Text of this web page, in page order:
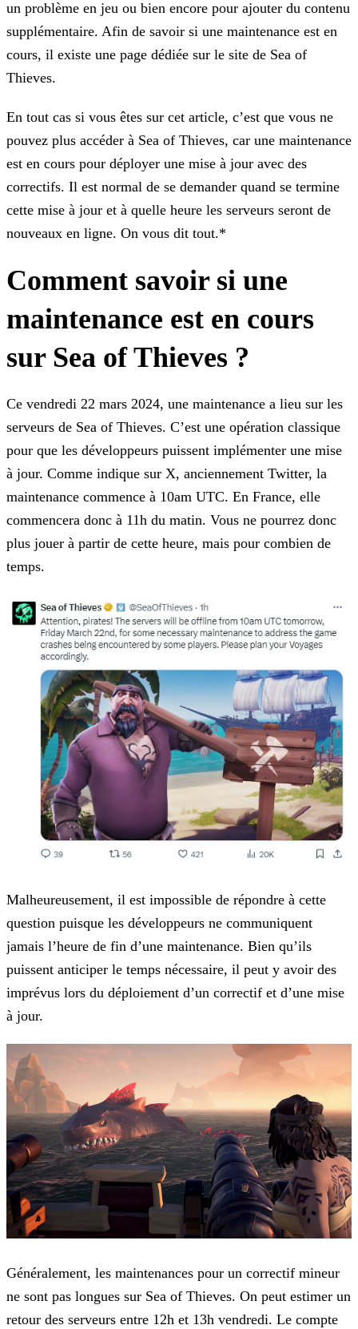
un problème en jeu ou bien encore pour ajouter du contenu
supplémentaire. Afin de savoir si une maintenance est en
cours, il existe une page dédiée sur le site de Sea of
Thieves.
En tout cas si vous êtes sur cet article, c’est que vous ne
pouvez plus accéder à Sea of Thieves, car une maintenance
est en cours pour déployer une mise à jour avec des
correctifs. Il est normal de se demander quand se termine
cette mise à jour et à quelle heure les serveurs seront de
nouveaux en ligne. On vous dit tout.*
Comment savoir si une
maintenance est en cours
sur Sea of Thieves ?
Ce vendredi 22 mars 2024, une maintenance a lieu sur les
serveurs de Sea of Thieves. C’est une opération classique
pour que les développeurs puissent implémenter une mise
à jour. Comme indique sur X, anciennement Twitter, la
maintenance commence à 10am UTC. En France, elle
commencera donc à 11h du matin. Vous ne pourrez donc
plus jouer à partir de cette heure, mais pour combien de
temps.
Malheureusement, il est impossible de répondre à cette
question puisque les développeurs ne communiquent
jamais l’heure de fin d’une maintenance. Bien qu’ils
puissent anticiper le temps nécessaire, il peut y avoir des
imprévus lors du déploiement d’un correctif et d’une mise
à jour.
Généralement, les maintenances pour un correctif mineur
ne sont pas longues sur Sea of Thieves. On peut estimer un
retour des serveurs entre 12h et 13h vendredi. Le compte